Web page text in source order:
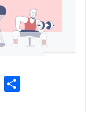
Email